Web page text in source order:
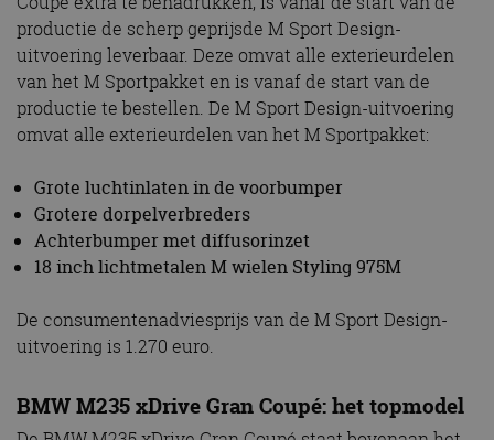
productie de scherp geprijsde M Sport Design-
uitvoering leverbaar. Deze omvat alle exterieurdelen
van het M Sportpakket en is vanaf de start van de
productie te bestellen. De M Sport Design-uitvoering
omvat alle exterieurdelen van het M Sportpakket:
Grote luchtinlaten in de voorbumper
Grotere dorpelverbreders
Achterbumper met diffusorinzet
18 inch lichtmetalen M wielen Styling 975M
De consumentenadviesprijs van de M Sport Design-
uitvoering is 1.270 euro.
BMW M235 xDrive Gran Coupé: het topmodel